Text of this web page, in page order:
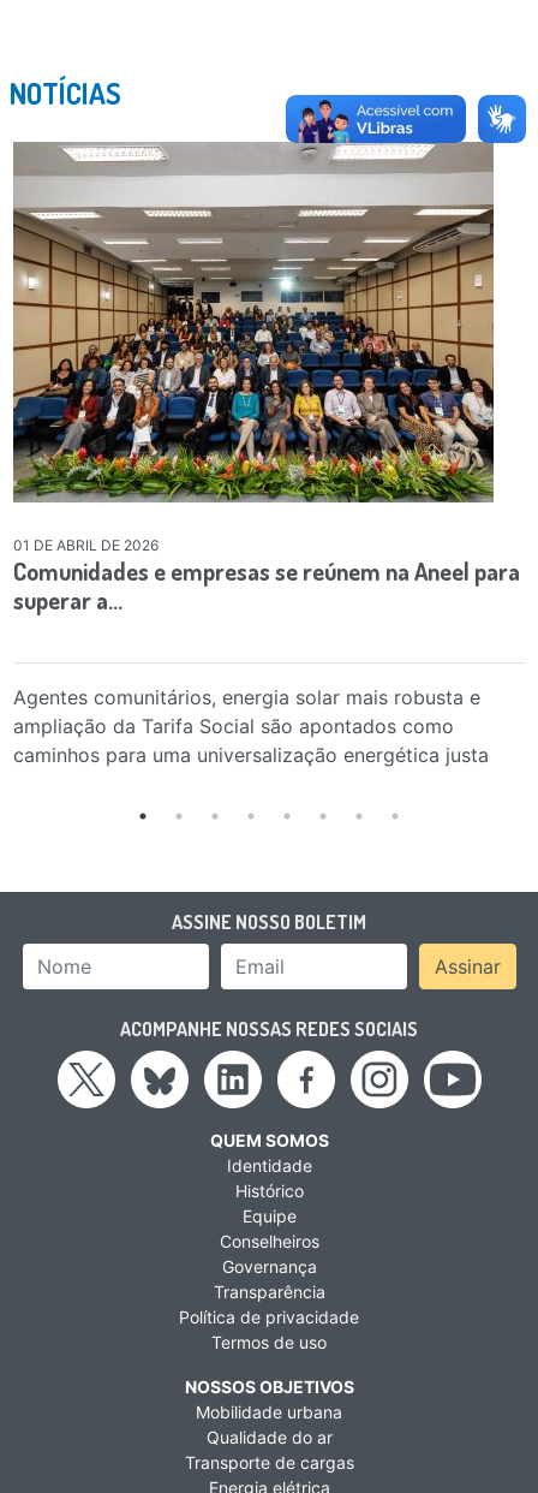
NOTÍCIAS
01 DE ABRIL DE 2026
Comunidades e empresas se reúnem na Aneel para
superar a…
Agentes comunitários, energia solar mais robusta e
ampliação da Tarifa Social são apontados como
caminhos para uma universalização energética justa
ASSINE NOSSO BOLETIM
Email AddressAssinar
ACOMPANHE NOSSAS REDES SOCIAIS
QUEM SOMOS
Identidade
Histórico
Equipe
Conselheiros
Governança
Transparência
Política de privacidade
Termos de uso
NOSSOS OBJETIVOS
Mobilidade urbana
Qualidade do ar
Transporte de cargas
Energia elétrica